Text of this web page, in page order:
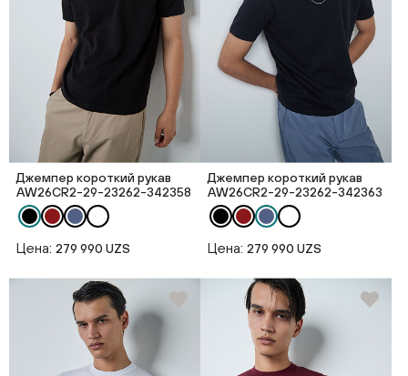
Джемпер короткий рукав
AW26CR2-29-23262-342358
Цена: 279 990 UZS
Джемпер короткий рукав
AW26CR2-29-23262-342363
Цена: 279 990 UZS